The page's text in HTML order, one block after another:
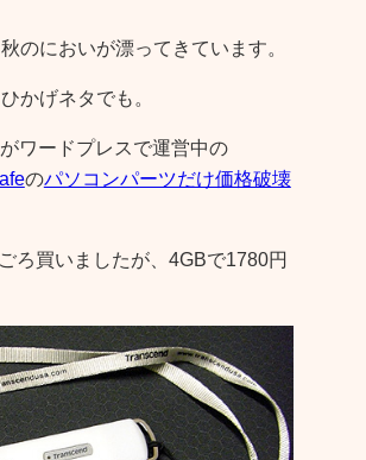
のにおいが漂ってきています。
かげネタでも。
ワードプレスで運営中の
のパソコンパーツだけ価格破壊
ろ買いましたが、4GBで1780円